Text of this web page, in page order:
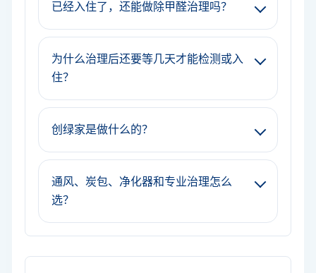
已经入住了，还能做除甲醛治理吗？
为什么治理后还要等几天才能检测或入
住？
创绿家是做什么的？
通风、炭包、净化器和专业治理怎么
选？